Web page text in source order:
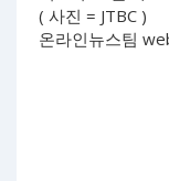
( 사진 = JTBC )
온라인뉴스팀